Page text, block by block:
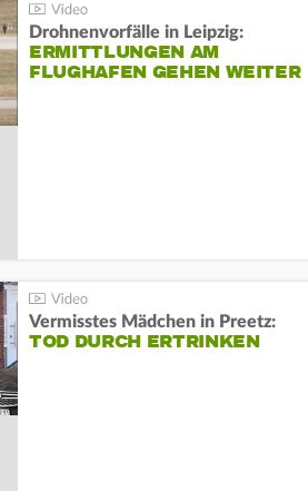
Drohnenvorfälle in Leipzig:
ERMITTLUNGEN AM
FLUGHAFEN GEHEN WEITER
Vermisstes Mädchen in Preetz:
TOD DURCH ERTRINKEN